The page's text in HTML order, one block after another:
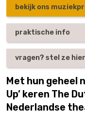
Met hun geheel
Up’ keren The
Nederlandse
bekijk ons
praktische info
vragen? stel ze hier